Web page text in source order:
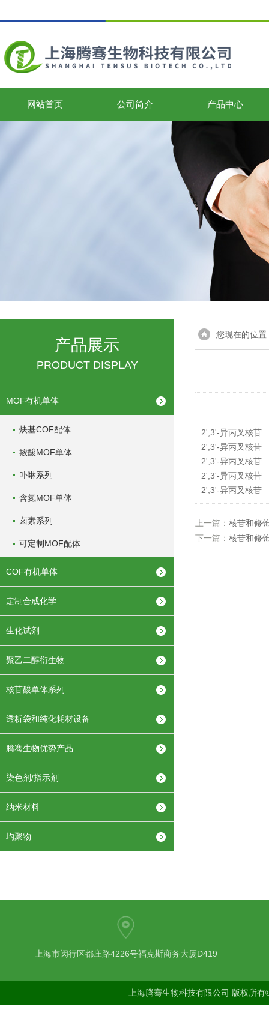
网站首页 公司简介 产品中心
产品展示
PRODUCT DISPLAY
MOF有机单体
炔基COF配体
羧酸MOF单体
卟啉系列
含氮MOF单体
卤素系列
可定制MOF配体
COF有机单体
定制合成化学
生化试剂
聚乙二醇衍生物
核苷酸单体系列
透析袋和纯化耗材设备
腾骞生物优势产品
染色剂/指示剂
纳米材料
均聚物
您现在的位置
2',3'-异丙叉核苷
2',3'-异丙叉核苷
2',3'-异丙叉核苷
2',3'-异丙叉核苷
2',3'-异丙叉核苷
上一篇： 核苷和修
下一篇： 核苷和修
上海市闵行区都庄路4226号福克斯商务大厦D419
上海腾骞生物科技有限公司 版权所